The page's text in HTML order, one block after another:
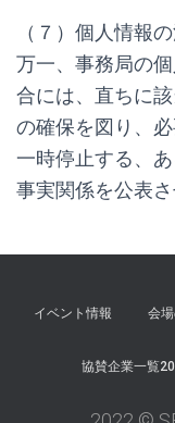
（７）個人情報
万一、事務局の
合には、直ちに
の確保を図り、
一時停止する、
事実関係を公表さ
イベント情報 会
協賛企業一覧